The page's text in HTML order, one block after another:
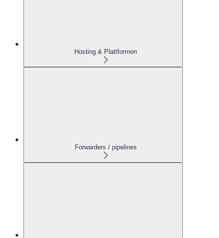
Hosting & Plattformen
Forwarders / pipelines